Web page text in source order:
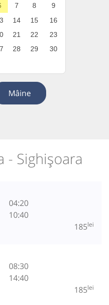
7 8
9
14 15
16
21 22
23
28 29
30
Mâine
- Sighișoara
04:20
10:40
185lei
08:30
14:40
185lei